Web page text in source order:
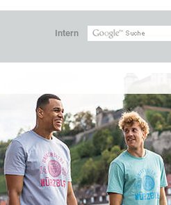
Intern